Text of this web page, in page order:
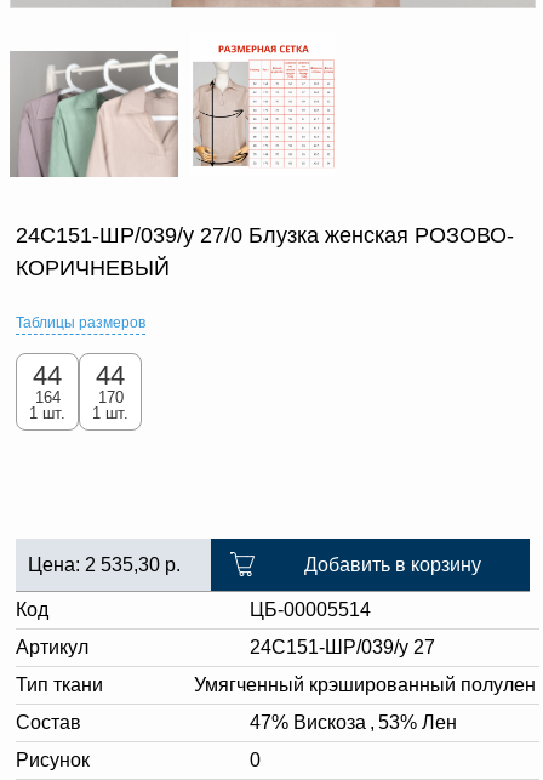
24С151-ШР/039/у 27/0 Блузка женская РОЗОВО-
КОРИЧНЕВЫЙ
Таблицы размеров
44
164
1 шт.
44
170
1 шт.
Цена: 2 535,30 р. Добавить в корзину
Код
ЦБ-00005514
Артикул
24С151-ШР/039/у 27
Тип ткани
Умягченный крэшированный полулен
Состав
47% Вискоза , 53% Лен
Рисунок
0